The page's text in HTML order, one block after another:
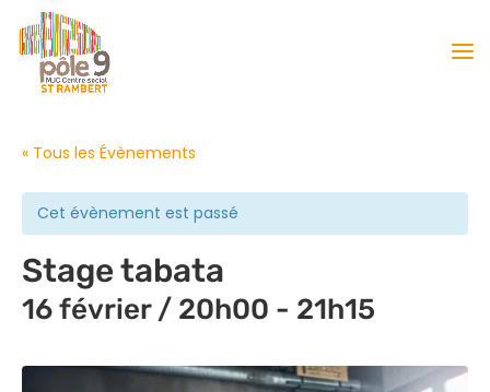
« Tous les Évènements
Cet évènement est passé
Stage tabata
16 février / 20h00 - 21h15